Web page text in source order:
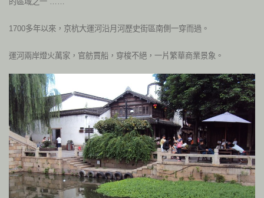
1700多年以來，京杭大運河沿月河歷史街區南側一穿而過。
運河兩岸燈火萬家，官舫賈船，穿梭不絕，一片繁華商業景象。